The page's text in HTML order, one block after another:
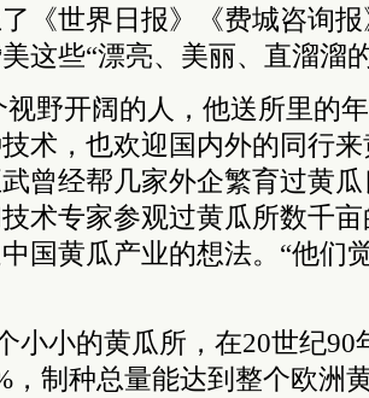
《世界日报》《费城咨询
这些“漂亮、美丽、直溜溜
视野开阔的人，他送所里的
术，也欢迎国内外的同行
曾经帮几家外企繁育过黄
术专家参观过黄瓜所数千
国黄瓜产业的想法。“他们
小小的黄瓜所，在20世纪
，制种总量能达到整个欧洲